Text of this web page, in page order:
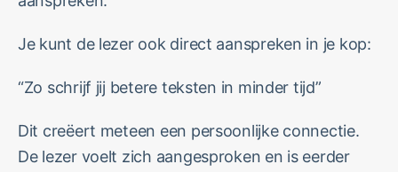
Je kunt de lezer ook direct aanspreken in je kop:
“Zo schrijf jij betere teksten in minder tijd”
Dit creëert meteen een persoonlijke connectie.
De lezer voelt zich aangesproken en is eerder